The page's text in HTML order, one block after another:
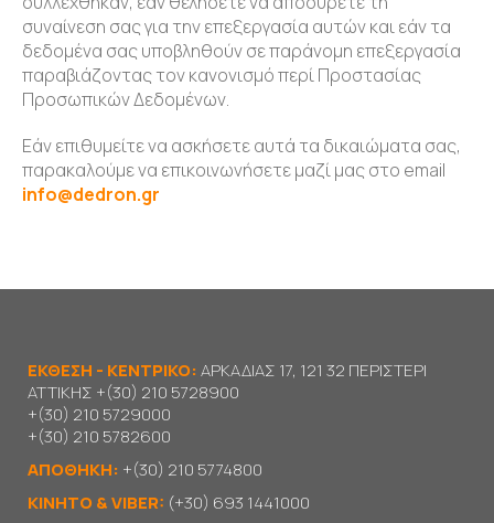
συναίνεση σας για την επεξεργασία αυτών και εάν τα
δεδομένα σας υποβληθούν σε παράνομη επεξεργασία
παραβιάζοντας τον κανονισμό περί Προστασίας
Προσωπικών Δεδομένων.
Εάν επιθυμείτε να ασκήσετε αυτά τα δικαιώματα σας,
παρακαλούμε να επικοινωνήσετε μαζί μας στο email
info@dedron.gr
ΕΚΘΕΣΗ - ΚΕΝΤΡΙΚΟ:ΑΡΚΑΔΙΑΣ 17, 121 32 ΠΕΡΙΣΤΕΡΙ
ΑΤΤΙΚΗΣ +(30) 210 5728900
+(30) 210 5729000
+(30) 210 5782600
ΑΠΟΘΗΚΗ: +(30) 210 5774800
KΙΝΗΤΟ & VIBER: (+30) 693 1441000